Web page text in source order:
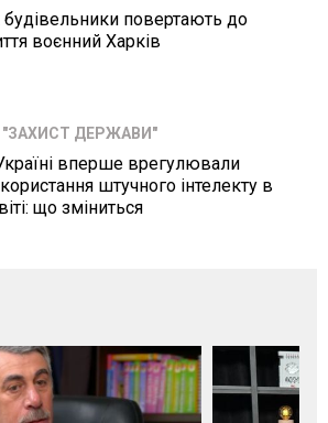
повертають до
воєнний Харків
"ЗАХИСТ ДЕРЖАВИ"
вперше врегулювали
штучного інтелекту в
що зміниться